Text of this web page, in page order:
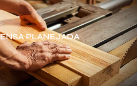
PLANEJADA